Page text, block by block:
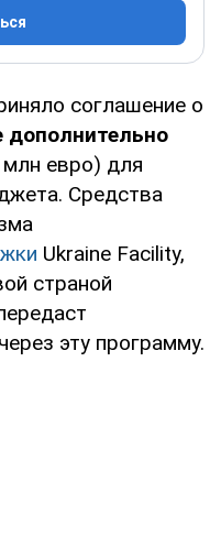
соглашение о
дополнительно
евро) для
Средства
Ukraine Facility,
страной
эту программу.